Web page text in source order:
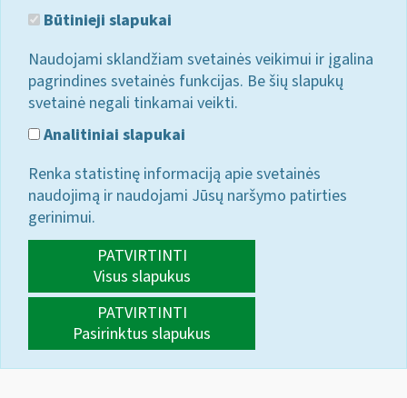
Būtinieji slapukai
Naudojami sklandžiam svetainės veikimui ir įgalina
pagrindines svetainės funkcijas. Be šių slapukų
svetainė negali tinkamai veikti.
Analitiniai slapukai
Renka statistinę informaciją apie svetainės
naudojimą ir naudojami Jūsų naršymo patirties
gerinimui.
PATVIRTINTI
Visus slapukus
PATVIRTINTI
Pasirinktus slapukus